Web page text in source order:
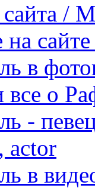
/
на
в
о
-
actor
в